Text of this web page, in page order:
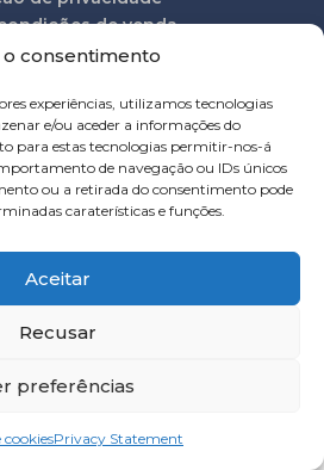
o consentimento
experiências, utilizamos tecnologias
e/ou aceder a informações do
para estas tecnologias permitir-nos-á
de navegação ou IDs únicos
ou a retirada do consentimento pode
caraterísticas e funções.
Aceitar
Recusar
preferências
cookiesPrivacy Statement
de venda
Política de cookies
BeevolutionX